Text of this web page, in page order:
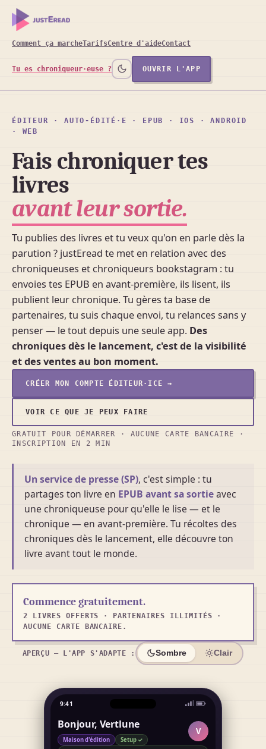
Comment ça marcheTarifsCentre d'aideContact
Tu es chroniqueur·euse ? OUVRIR L'APP
ÉDITEUR · AUTO-ÉDITÉ·E · EPUB · IOS · ANDROID
· WEB
Fais chroniquer tes
livres
avant leur sortie.
Tu publies des livres et tu veux qu'on en parle dès la
parution ? justEread te met en relation avec des
chroniqueuses et chroniqueurs bookstagram : tu
envoies tes EPUB en avant-première, ils lisent, ils
publient leur chronique. Tu gères ta base de
partenaires, tu suis chaque envoi, tu relances sans y
penser — le tout depuis une seule app. Des
chroniques dès le lancement, c'est de la visibilité
et des ventes au bon moment.
CRÉER MON COMPTE ÉDITEUR·ICE →
VOIR CE QUE JE PEUX FAIRE
GRATUIT POUR DÉMARRER · AUCUNE CARTE BANCAIRE ·
INSCRIPTION EN 2 MIN
Un service de presse (SP), c'est simple : tu
partages ton livre en EPUB avant sa sortieavec
une chroniqueuse pour qu'elle le lise — et le
chronique — en avant-première. Tu récoltes des
chroniques dès le lancement, elle découvre ton
livre avant tout le monde.
Commence gratuitement.
2 LIVRES OFFERTS · PARTENAIRES ILLIMITÉS ·
AUCUNE CARTE BANCAIRE.
APERÇU — L'APP S'ADAPTE : Sombre Clair
9:41
Bonjour, Vertlune
Maison d'édition Setup ✓
V